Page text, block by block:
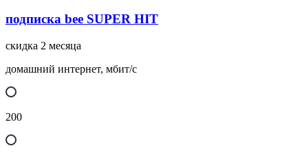
подписка bee SUPER HIT
скидка 2 месяца
домашний интернет, мбит/с
200